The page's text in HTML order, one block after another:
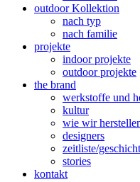
outdoor Kollektion
nach typ
nach familie
projekte
indoor projekte
outdoor projekte
the brand
werkstoffe und
kultur
wie wir
designers
zeitliste/
stories
kontakt